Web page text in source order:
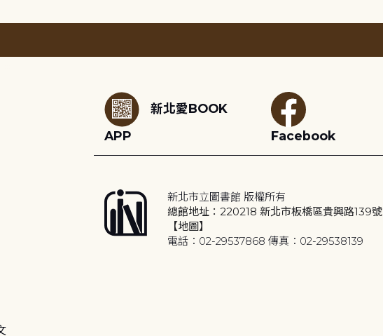
新北愛BOOK
APP
Facebook
新北市立圖書館 版權所有
總館地址：220218 新北市板橋區貴興路139號
【地圖】
電話：02-29537868 傳真：02-29538139